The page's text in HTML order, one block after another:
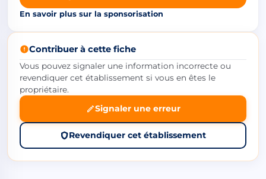
En savoir plus sur la sponsorisation
Contribuer à cette fiche
Vous pouvez signaler une information incorrecte ou
revendiquer cet établissement si vous en êtes le
propriétaire.
Signaler une erreur
Revendiquer cet établissement